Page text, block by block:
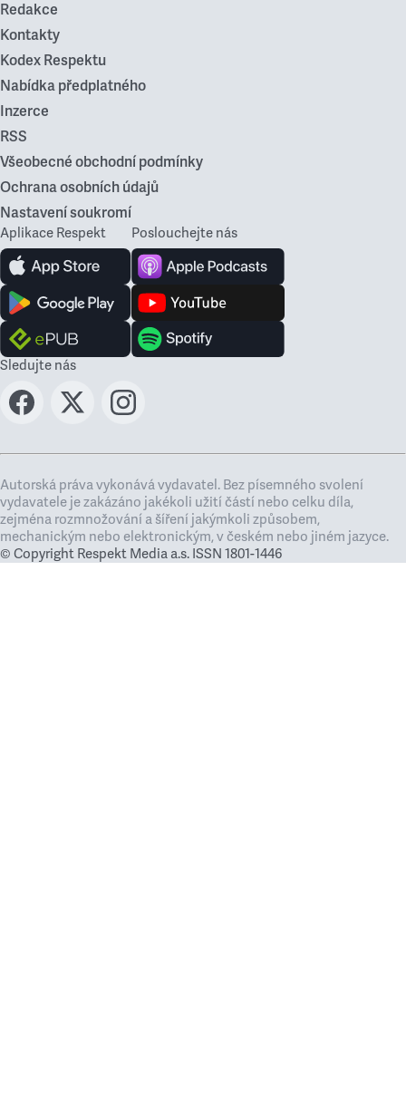
Redakce
Kontakty
Kodex Respektu
Nabídka předplatného
Inzerce
RSS
Všeobecné obchodní podmínky
Ochrana osobních údajů
Nastavení soukromí
Aplikace Respekt Poslouchejte nás
Sledujte nás
Autorská práva vykonává vydavatel. Bez písemného svolení
vydavatele je zakázáno jakékoli užití částí nebo celku díla,
zejména rozmnožování a šíření jakýmkoli způsobem,
mechanickým nebo elektronickým, v českém nebo jiném jazyce.
© Copyright Respekt Media a.s. ISSN 1801-1446